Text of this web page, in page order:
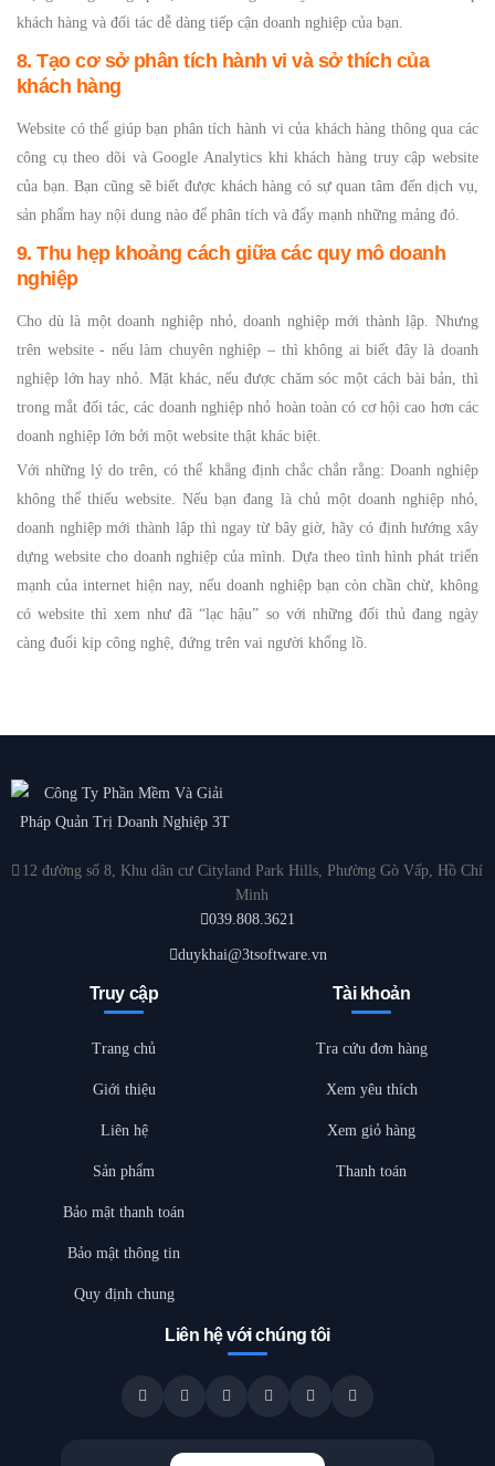
khách hàng và đối tác dễ dàng tiếp cận doanh nghiệp của bạn.
8. Tạo cơ sở phân tích hành vi và sở thích của
khách hàng
Website có thể giúp bạn phân tích hành vi của khách hàng thông qua các
công cụ theo dõi và Google Analytics khi khách hàng truy cập website
của bạn. Bạn cũng sẽ biết được khách hàng có sự quan tâm đến dịch vụ,
sản phẩm hay nội dung nào để phân tích và đẩy mạnh những mảng đó.
9. Thu hẹp khoảng cách giữa các quy mô doanh
nghiệp
Cho dù là một doanh nghiệp nhỏ, doanh nghiệp mới thành lập. Nhưng
trên website - nếu làm chuyên nghiệp – thì không ai biết đây là doanh
nghiệp lớn hay nhỏ. Mặt khác, nếu được chăm sóc một cách bài bản, thì
trong mắt đối tác, các doanh nghiệp nhỏ hoàn toàn có cơ hội cao hơn các
doanh nghiệp lớn bởi một website thật khác biệt.
Với những lý do trên, có thể khẳng định chắc chắn rằng: Doanh nghiệp
không thể thiếu website. Nếu bạn đang là chủ một doanh nghiệp nhỏ,
doanh nghiệp mới thành lập thì ngay từ bây giờ, hãy có định hướng xây
dựng website cho doanh nghiệp của mình. Dựa theo tình hình phát triển
mạnh của internet hiện nay, nếu doanh nghiệp bạn còn chần chừ, không
có website thì xem như đã “lạc hậu” so với những đối thủ đang ngày
càng đuổi kịp công nghệ, đứng trên vai người khổng lồ.
12 đường số 8, Khu dân cư Cityland Park Hills, Phường Gò Vấp, Hồ Chí
Minh
039.808.3621
duykhai@3tsoftware.vn
Truy cập
Trang chủ
Giới thiệu
Liên hệ
Sản phẩm
Bảo mật thanh toán
Bảo mật thông tin
Quy định chung
Tài khoản
Tra cứu đơn hàng
Xem yêu thích
Xem giỏ hàng
Thanh toán
Liên hệ với chúng tôi